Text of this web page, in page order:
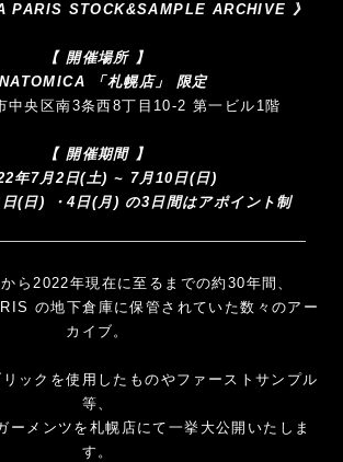
PARIS STOCK&SAMPLE ARCHIVE 》
【 開催場所 】
「札幌店」 限定
中央区南3条西8丁目10-2 第一ビル1階
【 開催期間 】
年7月2日(土) ~ 7月10日(日)
(日) ・4日(月) の3日間はアポイント制
ら2022年現在に至るまでの約30年間、
の地下倉庫に保管されていた数々のアー
カイブ。
ックを使用したものやファーストサンプル
等、
ーメンツを札幌店にて一挙大公開いたしま
す。